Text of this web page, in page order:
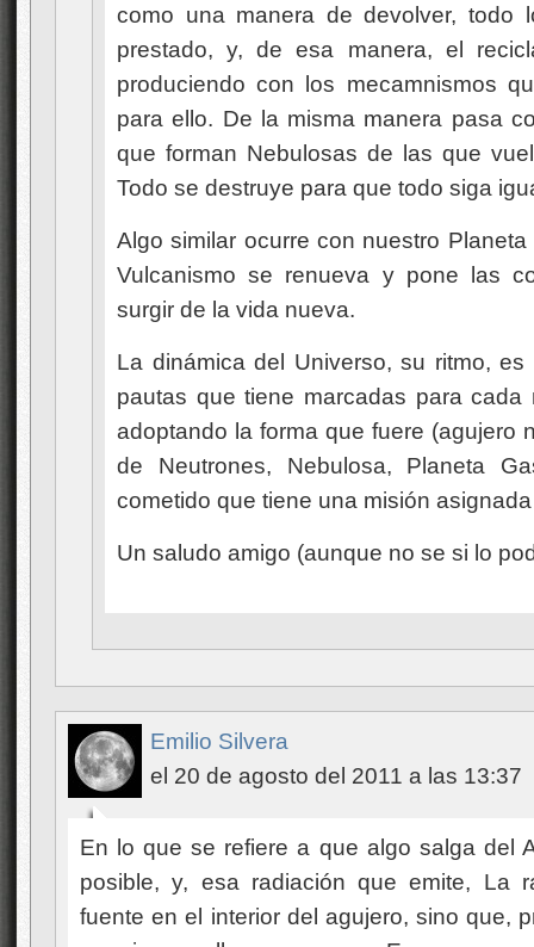
como una manera de devolver, todo
prestado, y, de esa manera, el
produciendo con los mecamnismos
para ello. De la misma manera pasa
que forman Nebulosas de las que
Todo se destruye para que todo siga
Algo similar ocurre con nuestro
Vulcanismo se renueva y pone las
surgir de la vida nueva.
La dinámica del Universo, su ritmo,
pautas que tiene marcadas para
adoptando la forma que fuere (agujero
de Neutrones, Nebulosa, Planeta
cometido que tiene una misión
Un saludo amigo (aunque no se si lo
Emilio Silvera
el 20 de agosto del 2011 a las 13:37
En lo que se refiere a que algo salga del
posible, y, esa radiación que emite, La
fuente en el interior del agujero, sino que,